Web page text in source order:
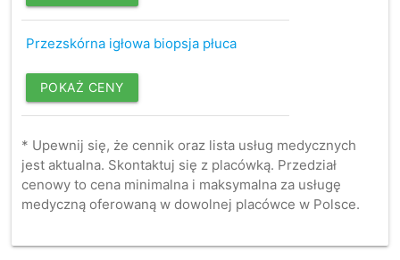
Przezskórna igłowa biopsja płuca
POKAŻ CENY
* Upewnij się, że cennik oraz lista usług medycznych
jest aktualna. Skontaktuj się z placówką. Przedział
cenowy to cena minimalna i maksymalna za usługę
medyczną oferowaną w dowolnej placówce w Polsce.